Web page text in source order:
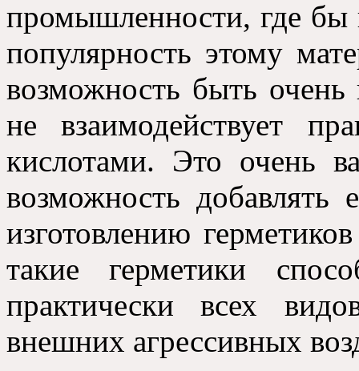
промышленности, где бы
популярность этому
возможность быть
не взаимодействует
кислотами. Это очень
возможность добавлять
изготовлению
такие герметики
практически всех
внешних агрессивных